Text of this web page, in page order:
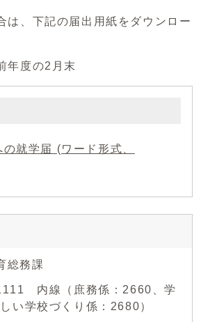
は、下記の届出用紙をダウンロー
年度の2月末
就学届 (ワード形式、
総務課
内線（庶務係：2660、学
い学校づくり係：2680）